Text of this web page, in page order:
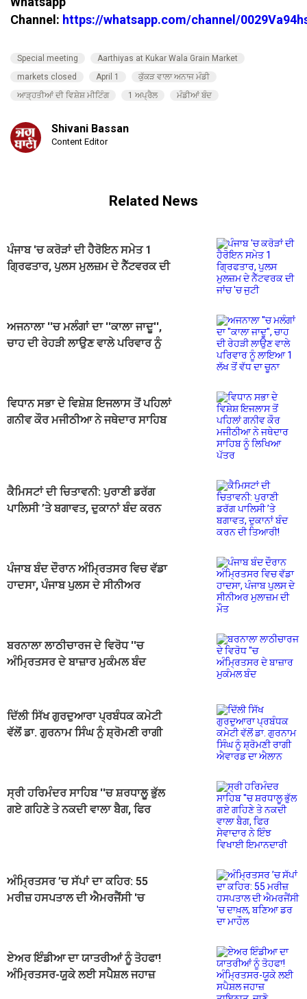
Channel: https://whatsapp.com/channel/
Special meeting
Aarthiyas at Kukar Wala Grain Market
markets closed
April 1
ਕੁੱਕੜ ਵਾਲਾ ਅਨਾਜ ਮੰਡੀ
ਆੜ੍ਹਤੀਆਂ ਦੀ ਵਿਸ਼ੇਸ਼ ਮੀਟਿੰਗ
1 ਅਪ੍ਰੈਲ ਮੰਡੀਆਂ ਬੰਦ
Shivani Bassan
Content Editor
Related News
ਪੰਜਾਬ 'ਚ ਕਰੋੜਾਂ ਦੀ ਹੈਰੋਇਨ ਸਮੇਤ 1
ਗ੍ਰਿਫਤਾਰ, ਪੁਲਸ ਮੁਲਜ਼ਮ ਦੇ ਨੈੱਟਵਰਕ ਦੀ
ਅਜਨਾਲਾ ''ਚ ਮਲੰਗਾਂ ਦਾ ''ਕਾਲਾ ਜਾਦੂ'',
ਚਾਹ ਦੀ ਰੇਹੜੀ ਲਾਉਣ ਵਾਲੇ ਪਰਿਵਾਰ ਨੂੰ
ਵਿਧਾਨ ਸਭਾ ਦੇ ਵਿਸ਼ੇਸ਼ ਇਜਲਾਸ ਤੋਂ ਪਹਿਲਾਂ
ਗਨੀਵ ਕੌਰ ਮਜੀਠੀਆ ਨੇ ਜਥੇਦਾਰ ਸਾਹਿਬ
ਕੈਮਿਸਟਾਂ ਦੀ ਚਿਤਾਵਨੀ: ਪੁਰਾਣੀ ਡਰੱਗ
ਪਾਲਿਸੀ ’ਤੇ ਬਗਾਵਤ, ਦੁਕਾਨਾਂ ਬੰਦ ਕਰਨ
ਪੰਜਾਬ ਬੰਦ ਦੌਰਾਨ ਅੰਮ੍ਰਿਤਸਰ ਵਿਚ ਵੱਡਾ
ਹਾਦਸਾ, ਪੰਜਾਬ ਪੁਲਸ ਦੇ ਸੀਨੀਅਰ
ਬਰਨਾਲਾ ਲਾਠੀਚਾਰਜ ਦੇ ਵਿਰੋਧ ''ਚ
ਅੰਮ੍ਰਿਤਸਰ ਦੇ ਬਾਜ਼ਾਰ ਮੁਕੰਮਲ ਬੰਦ
ਦਿੱਲੀ ਸਿੱਖ ਗੁਰਦੁਆਰਾ ਪ੍ਰਬੰਧਕ ਕਮੇਟੀ
ਵੱਲੋਂ ਡਾ. ਗੁਰਨਾਮ ਸਿੰਘ ਨੂੰ ਸ਼੍ਰੋਮਣੀ ਰਾਗੀ
ਸ੍ਰੀ ਹਰਿਮੰਦਰ ਸਾਹਿਬ ''ਚ ਸ਼ਰਧਾਲੂ ਭੁੱਲ
ਗਏ ਗਹਿਣੇ ਤੇ ਨਕਦੀ ਵਾਲਾ ਬੈਗ, ਫਿਰ
ਅੰਮ੍ਰਿਤਸਰ ’ਚ ਸੱਪਾਂ ਦਾ ਕਹਿਰ: 55
ਮਰੀਜ਼ ਹਸਪਤਾਲ ਦੀ ਐਮਰਜੈਂਸੀ 'ਚ
ਏਅਰ ਇੰਡੀਆ ਦਾ ਯਾਤਰੀਆਂ ਨੂੰ ਤੋਹਫਾ!
ਅੰਮ੍ਰਿਤਸਰ-ਯੂਕੇ ਲਈ ਸਪੈਸ਼ਲ ਜਹਾਜ਼